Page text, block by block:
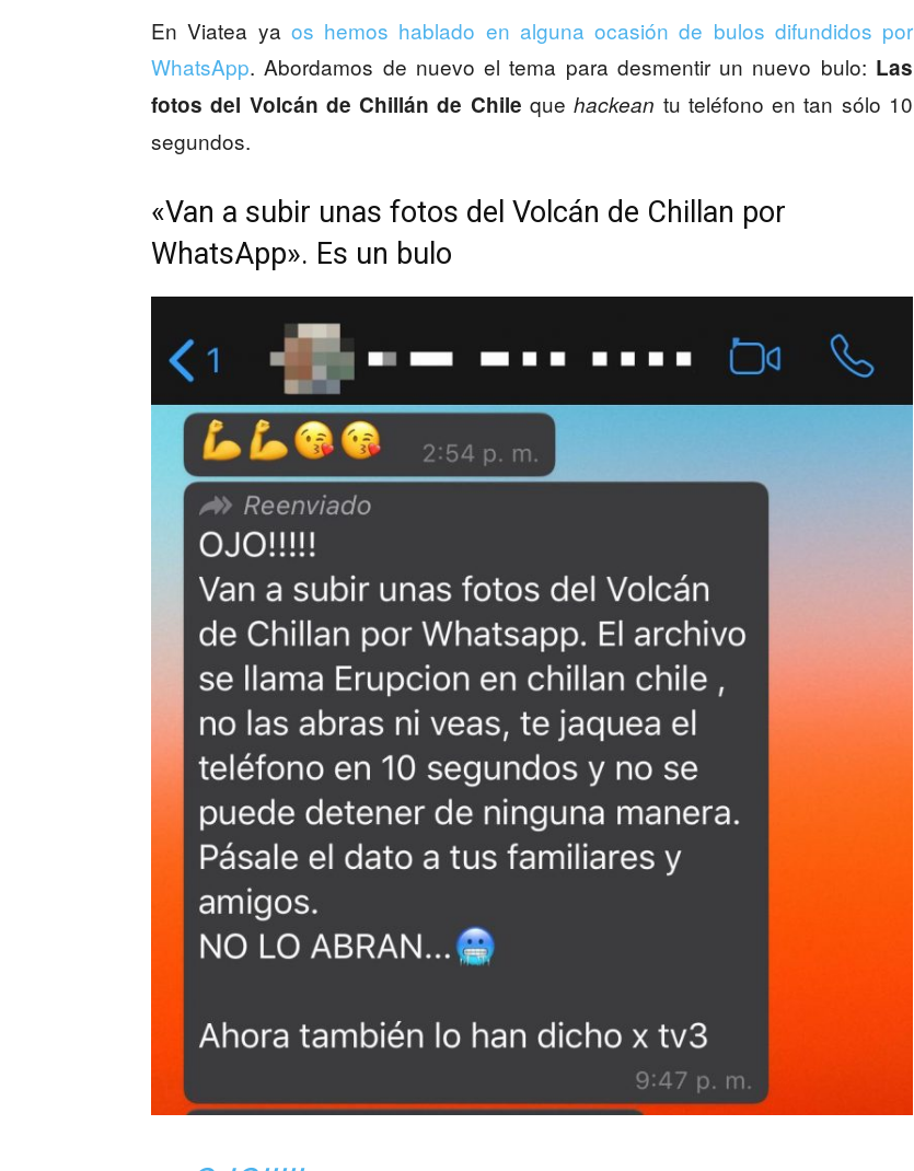
En Viatea ya os hemos hablado en alguna ocasión de bulos difundidos por
WhatsApp. Abordamos de nuevo el tema para desmentir un nuevo bulo: Las
fotos del Volcán de Chillán de Chile quehackean tu teléfono en tan sólo 10
segundos.
«Van a subir unas fotos del Volcán de Chillan por
WhatsApp». Es un bulo